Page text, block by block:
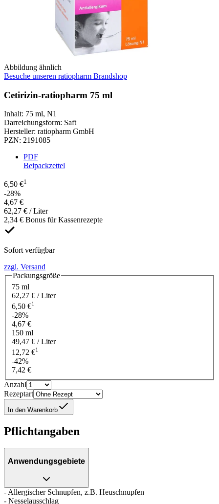
Abbildung ähnlich
Besuche unseren ratiopharm Brandshop
Cetirizin-ratiopharm 75 ml
Inhalt: 75 ml, N1
Darreichungsform: Saft
Hersteller: ratiopharm GmbH
PZN: 2191085
PDF
Beipackzettel
6,50 €1
-28%
4,67 €
62,27 € / Liter
2,34 € Bonus für Kassenrezepte
Sofort verfügbar
zzgl. Versand
Packungsgröße
75 ml
62,27 € / Liter
6,50 €1
-28%
4,67 €
150 ml
49,47 € / Liter
12,72 €1
-42%
7,42 €
Anzahl
Rezeptart
In den Warenkorb
Pflichtangaben
Anwendungsgebiete
- Allergischer Schnupfen, z.B. Heuschnupfen
- Nesselausschlag